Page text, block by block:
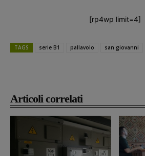
Articoli correlati
[rp4wp limit=4]
TAGS serie B1 pallavolo san giovanni